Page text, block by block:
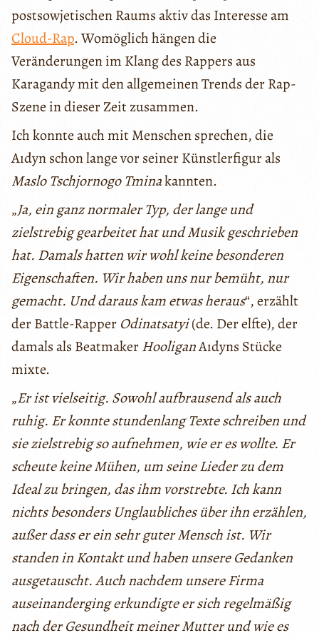
postsowjetischen Raums aktiv das Interesse am
Cloud-Rap. Womöglich hängen die
Veränderungen im Klang des Rappers aus
Karagandy mit den allgemeinen Trends der Rap-
Szene in dieser Zeit zusammen.
Ich konnte auch mit Menschen sprechen, die
Aıdyn schon lange vor seiner Künstlerfigur als
Maslo Tschjornogo Tminakannten.
„Ja, ein ganz normaler Typ, der lange und
zielstrebig gearbeitet hat und Musik geschrieben
hat. Damals hatten wir wohl keine besonderen
Eigenschaften. Wir haben uns nur bemüht, nur
gemacht. Und daraus kam etwas heraus“, erzählt
der Battle-Rapper Odinatsatyi(de. Der elfte), der
damals als BeatmakerHooliganAıdyns Stücke
mixte.
„Er ist vielseitig. Sowohl aufbrausend als auch
ruhig. Er konnte stundenlang Texte schreiben und
sie zielstrebig so aufnehmen, wie er es wollte. Er
scheute keine Mühen, um seine Lieder zu dem
Ideal zu bringen, das ihm vorstrebte. Ich kann
nichts besonders Unglaubliches über ihn erzählen,
außer dass er ein sehr guter Mensch ist. Wir
standen in Kontakt und haben unsere Gedanken
ausgetauscht. Auch nachdem unsere Firma
auseinanderging erkundigte er sich regelmäßig
nach der Gesundheit meiner Mutter und wie es